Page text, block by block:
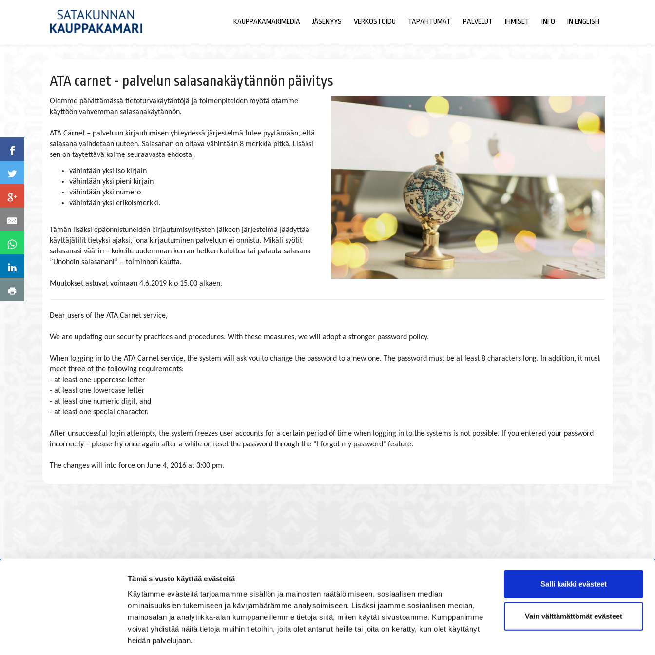
Tämä sivusto käyttää evästeitä
Käytämme evästeitä tarjoamamme sisällön ja mainosten räätälöimiseen, sosiaalisen median
ominaisuuksien tukemiseen ja kävijämäärämme analysoimiseen. Lisäksi jaamme sosiaalisen median,
mainosalan ja analytiikka-alan kumppaneillemme tietoja siitä, miten käytät sivustoamme. Kumppanimme
voivat yhdistää näitä tietoja muihin tietoihin, joita olet antanut heille tai joita on kerätty, kun olet käyttänyt
heidän palvelujaan.
Salli kaikki evästeet
Vain välttämättömät evästeet
KAUPPAKAMARIMEDIA JÄSENYYS VERKOSTOIDU TAPAHTUMAT PALVELUT IHMISET INFO IN ENGLISH
ATA carnet - palvelun salasanakäytännön päivitys
Olemme päivittämässä tietoturvakäytäntöjä ja toimenpiteiden myötä otamme
käyttöön vahvemman salasanakäytännön.
ATA Carnet – palveluun kirjautumisen yhteydessä järjestelmä tulee pyytämään, että
salasana vaihdetaan uuteen. Salasanan on oltava vähintään 8 merkkiä pitkä. Lisäksi
sen on täytettävä kolme seuraavasta ehdosta:
vähintään yksi iso kirjain
vähintään yksi pieni kirjain
vähintään yksi numero
vähintään yksi erikoismerkki.
Tämän lisäksi epäonnistuneiden kirjautumisyritysten jälkeen järjestelmä jäädyttää
käyttäjätilit tietyksi ajaksi, jona kirjautuminen palveluun ei onnistu. Mikäli syötit
salasanasi väärin – kokeile uudemman kerran hetken kuluttua tai palauta salasana
”Unohdin salasanani” – toiminnon kautta.
Muutokset astuvat voimaan 4.6.2019 klo 15.00 alkaen.
Dear users of the ATA Carnet service,
We are updating our security practices and procedures. With these measures, we will adopt a stronger password policy.
When logging in to the ATA Carnet service, the system will ask you to change the password to a new one. The password must be at least 8 characters long. In addition, it must
meet three of the following requirements:
- at least one uppercase letter
- at least one lowercase letter
- at least one numeric digit, and
- at least one special character.
After unsuccessful login attempts, the system freezes user accounts for a certain period of time when logging in to the systems is not possible. If you entered your password
incorrectly – please try once again after a while or reset the password through the "I forgot my password" feature.
The changes will into force on June 4, 2016 at 3:00 pm.
luontevasti kollegoidesi kanssa, solmit kiinnostavia kontakteja
ja vaikutat elinkeinoelämän toimintaedellytyksiin yhdessä
muiden yritysjohtajien kanssa. Olet mukana joukossa, joka
uskoo tulevaisuuteen, ajattelee isosti ja kehittää jatkuvasti
osaamistaan.
Valtakatu 6, 28100 Pori
Avoinna ma - pe 8.30 - 15.30.
Painopisteet